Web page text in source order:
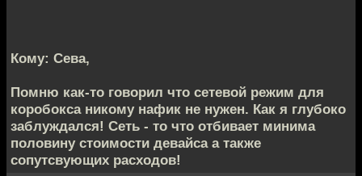
Кому: Сева,
Помню как-то говорил что сетевой режим для
коробокса никому нафик не нужен. Как я глубоко
заблуждался! Сеть - то что отбивает минима
половину стоимости девайса а также
сопутсвующих расходов!